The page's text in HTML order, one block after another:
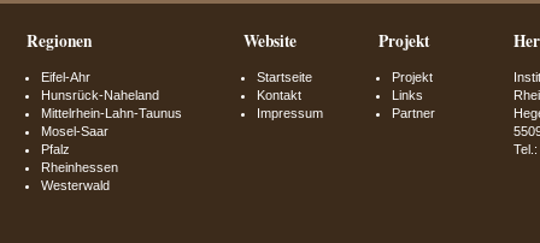
Regionen
Eifel-Ahr
Hunsrück-Naheland
Mittelrhein-Lahn-Taunus
Mosel-Saar
Pfalz
Rheinhessen
Westerwald
Website
Startseite
Kontakt
Impressum
Projekt
Projekt
Links
Partner